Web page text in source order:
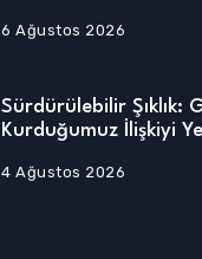
6 Ağustos 2026
Sürdürülebilir Şıklık:
Kurduğumuz İlişkiyi
4 Ağustos 2026